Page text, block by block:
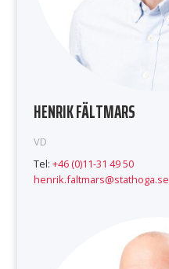
HENRIK FÄLTMARS
VD
Tel: +46 (0)11-31 49 50
henrik.faltmars@stathoga.se